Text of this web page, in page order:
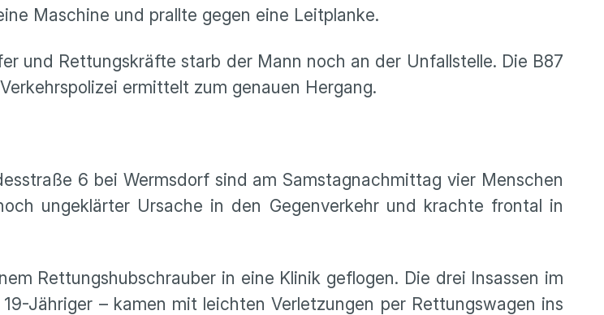
Maschine und prallte gegen eine Leitplanke.
und Rettungskräfte starb der Mann noch an der Unfallstelle. Die B87
ermittelt zum genauen Hergang.
6 bei Wermsdorf sind am Samstagnachmittag vier Menschen
ungeklärter Ursache in den Gegenverkehr und krachte frontal in
Rettungshubschrauber in eine Klinik geflogen. Die drei Insassen im
Jähriger – kamen mit leichten Verletzungen per Rettungswagen ins